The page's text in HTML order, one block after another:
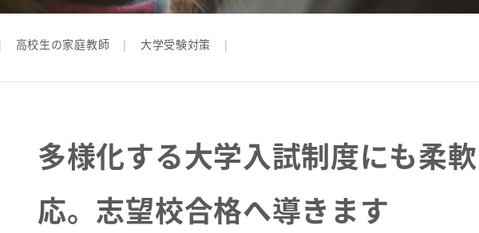
高校生の家庭教師 大学受験対策
多様化する大学入試制度にも柔
応。 志望校合格へ導きます